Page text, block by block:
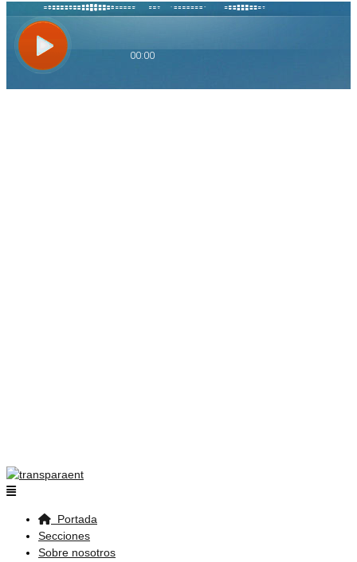
Flyout
Portada
Secciones
Sobre nosotros